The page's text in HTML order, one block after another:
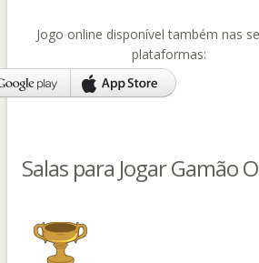
Jogo online disponível também nas
plataformas:
Salas para Jogar Gamão